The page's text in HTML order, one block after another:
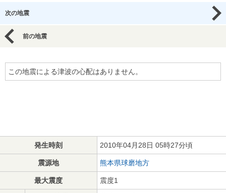
次の地震
前の地震
この地震による津波の心配はありません。
発生時刻 2010年04月28日 05時27分頃
震源地 熊本県球磨地方
最大震度 震度1